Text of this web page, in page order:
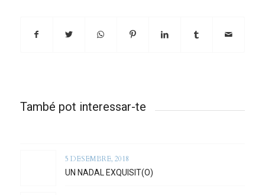
També pot interessar-te
5 DESEMBRE, 2018
UN NADAL EXQUISIT(O)